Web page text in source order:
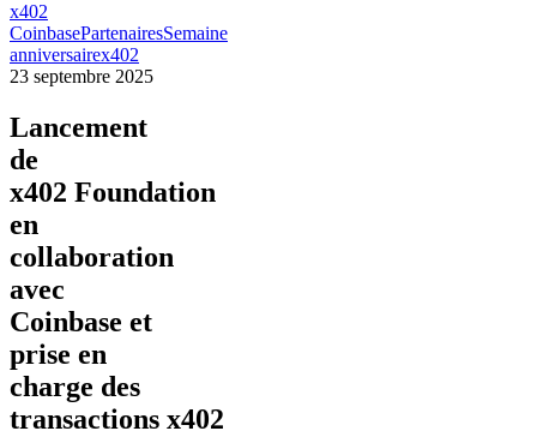
x402
CoinbasePartenairesSemaine
anniversairex402
23 septembre 2025
Lancement
de
x402 Foundation
en
collaboration
avec
Coinbase et
prise en
charge des
transactions x402